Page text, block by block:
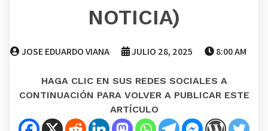
NOTICIA)
JOSE EDUARDO VIANA JULIO 28, 2025 8:00 AM
HAGA CLIC EN SUS REDES SOCIALES A
CONTINUACIÓN PARA VOLVER A PUBLICAR ESTE
ARTÍCULO